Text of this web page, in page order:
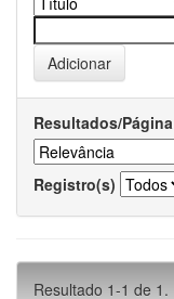
Resultados/Página
Registro(s)
Resultado 1-1 de 1.